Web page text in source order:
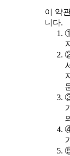
이 약
니다.